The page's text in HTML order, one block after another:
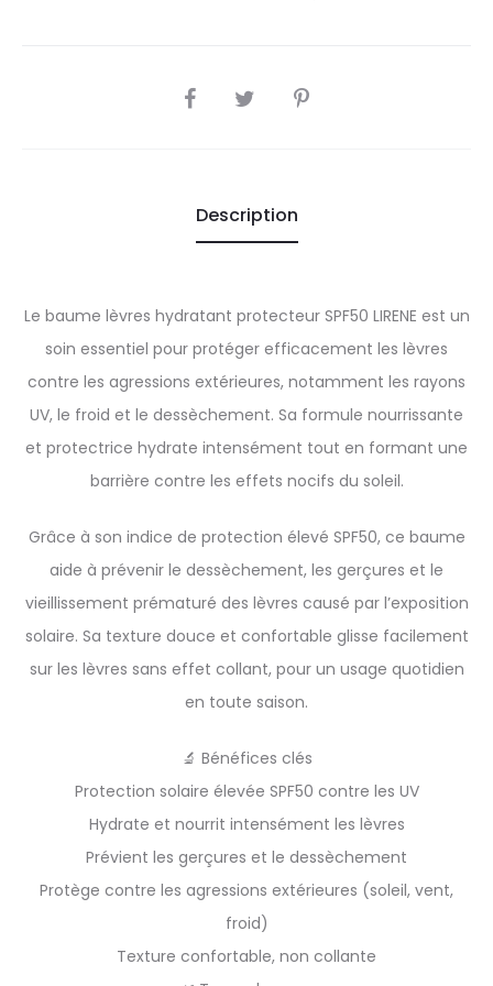
SHARE
Description
Le baume lèvres hydratant protecteur SPF50 LIRENE est un
soin essentiel pour protéger efficacement les lèvres
contre les agressions extérieures, notamment les rayons
UV, le froid et le dessèchement. Sa formule nourrissante
et protectrice hydrate intensément tout en formant une
barrière contre les effets nocifs du soleil.
Grâce à son indice de protection élevé SPF50, ce baume
aide à prévenir le dessèchement, les gerçures et le
vieillissement prématuré des lèvres causé par l’exposition
solaire. Sa texture douce et confortable glisse facilement
sur les lèvres sans effet collant, pour un usage quotidien
en toute saison.
🔬 Bénéfices clés
Protection solaire élevée SPF50 contre les UV
Hydrate et nourrit intensément les lèvres
Prévient les gerçures et le dessèchement
Protège contre les agressions extérieures (soleil, vent,
froid)
Texture confortable, non collante